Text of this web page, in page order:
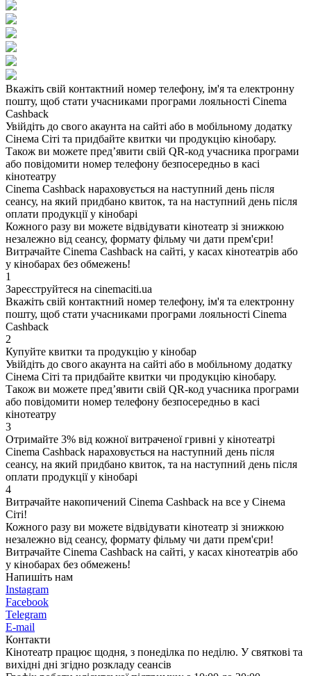
Вкажіть свій контактний номер телефону, ім'я та електронну
пошту, щоб стати учасниками програми лояльності Cinema
Cashback
Увійдіть до свого акаунта на сайті або в мобільному додатку
Сінема Сіті та придбайте квитки чи продукцію кінобару.
Також ви можете пред’явити свій QR-код учасника програми
або повідомити номер телефону безпосередньо в касі
кінотеатру
Cinema Cashback нараховується на наступний день після
сеансу, на який придбано квиток, та на наступний день після
оплати продукції у кінобарі
Кожного разу ви можете відвідувати кінотеатр зі знижкою
незалежно від сеансу, формату фільму чи дати прем'єри!
Витрачайте Cinema Cashback на сайті, у касах кінотеатрів або
у кінобарах без обмежень!
1
Зареєструйтеся на cinemaciti.ua
Вкажіть свій контактний номер телефону, ім'я та електронну
пошту, щоб стати учасниками програми лояльності Cinema
Cashback
2
Купуйте квитки та продукцію у кінобар
Увійдіть до свого акаунта на сайті або в мобільному додатку
Сінема Сіті та придбайте квитки чи продукцію кінобару.
Також ви можете пред’явити свій QR-код учасника програми
або повідомити номер телефону безпосередньо в касі
кінотеатру
3
Отримайте 3% від кожної витраченої гривні у кінотеатрі
Cinema Cashback нараховується на наступний день після
сеансу, на який придбано квиток, та на наступний день після
оплати продукції у кінобарі
4
Витрачайте накопичений Cinema Cashback на все у Сінема
Сіті!
Кожного разу ви можете відвідувати кінотеатр зі знижкою
незалежно від сеансу, формату фільму чи дати прем'єри!
Витрачайте Cinema Cashback на сайті, у касах кінотеатрів або
у кінобарах без обмежень!
Напишіть нам
Instagram
Facebook
Telegram
E-mail
Контакти
Кінотеатр працює щодня, з понеділка по неділю. У святкові та
вихідні дні згідно розкладу сеансів